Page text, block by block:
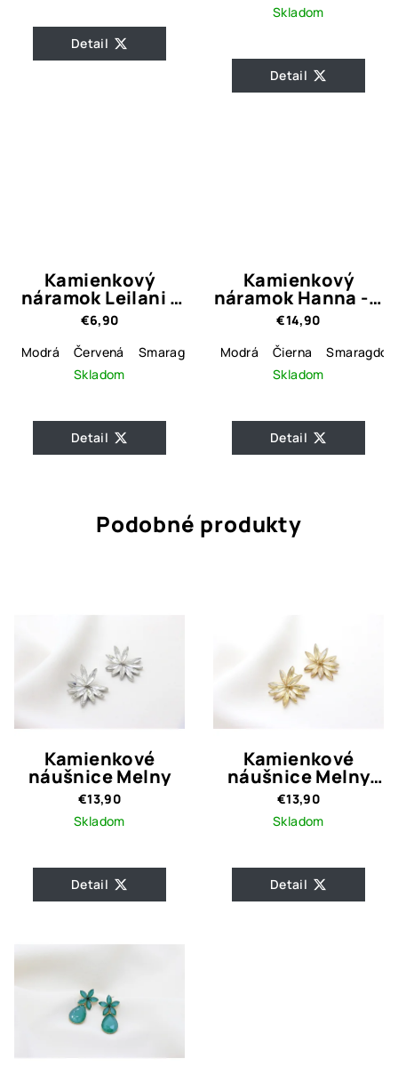
Detail
Skladom
Detail
Kamienkový
náramok Leilani -
4 farebné varianty
€6,90
Modrá
Červená Smaragdová
Číra
Skladom
Detail
Kamienkový
náramok Hanna - 6
farebné varianty
€14,90
Modrá
Čierna
Skladom
Detail
Podobné produkty
Kamienkové
náušnice Melny
€13,90
Skladom
Detail
Kamienkové
náušnice Melny
Gold
€13,90
Skladom
Detail